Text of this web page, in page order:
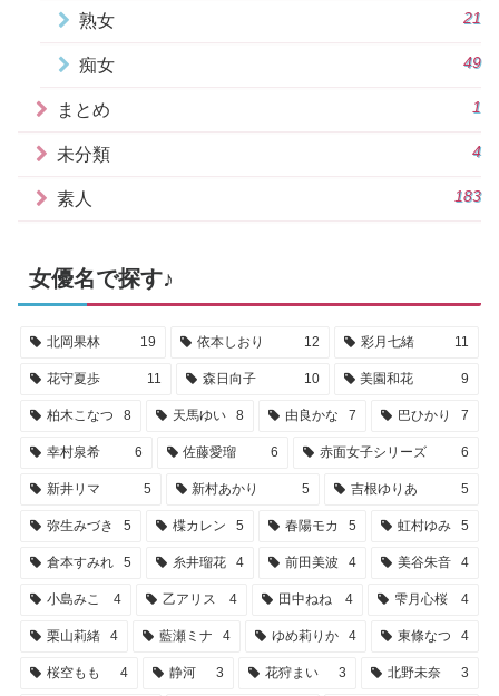
熟女 21
痴女 49
まとめ 1
未分類 4
素人 183
女優名で探す♪
北岡果林 19 依本しおり 12 彩月七緒 11
花守夏歩 11 森日向子 10 美園和花 9
柏木こなつ 8 天馬ゆい 8 由良かな 7 巴ひかり 7
幸村泉希 6 佐藤愛瑠 6 赤面女子シリーズ 6
新井リマ 5 新村あかり 5 吉根ゆりあ 5
弥生みづき 5 楪カレン 5 春陽モカ 5 虹村ゆみ 5
倉本すみれ 5 糸井瑠花 4 前田美波 4 美谷朱音 4
小島みこ 4 乙アリス 4 田中ねね 4 雫月心桜 4
栗山莉緒 4 藍瀬ミナ 4 ゆめ莉りか 4 東條なつ 4
桜空もも 4 静河 3 花狩まい 3 北野未奈 3